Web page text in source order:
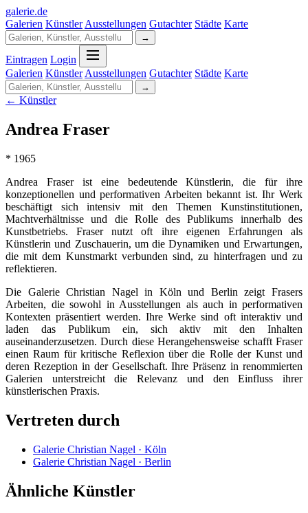
galerie.de
Galerien Künstler Ausstellungen Gutachter Städte Karte
→
Eintragen Login
Galerien Künstler Ausstellungen Gutachter Städte Karte
→
← Künstler
Andrea Fraser
* 1965
Andrea Fraser ist eine bedeutende Künstlerin, die für ihre
konzeptionellen und performativen Arbeiten bekannt ist. Ihr Werk
beschäftigt sich intensiv mit den Themen Kunstinstitutionen,
Machtverhältnisse und die Rolle des Publikums innerhalb des
Kunstbetriebs. Fraser nutzt oft ihre eigenen Erfahrungen als
Künstlerin und Zuschauerin, um die Dynamiken und Erwartungen,
die mit dem Kunstmarkt verbunden sind, zu hinterfragen und zu
reflektieren.
Die Galerie Christian Nagel in Köln und Berlin zeigt Frasers
Arbeiten, die sowohl in Ausstellungen als auch in performativen
Kontexten präsentiert werden. Ihre Werke sind oft interaktiv und
laden das Publikum ein, sich aktiv mit den Inhalten
auseinanderzusetzen. Durch diese Herangehensweise schafft Fraser
einen Raum für kritische Reflexion über die Rolle der Kunst und
deren Rezeption in der Gesellschaft. Ihre Präsenz in renommierten
Galerien unterstreicht die Relevanz und den Einfluss ihrer
künstlerischen Praxis.
Vertreten durch
Galerie Christian Nagel · Köln
Galerie Christian Nagel · Berlin
Ähnliche Künstler